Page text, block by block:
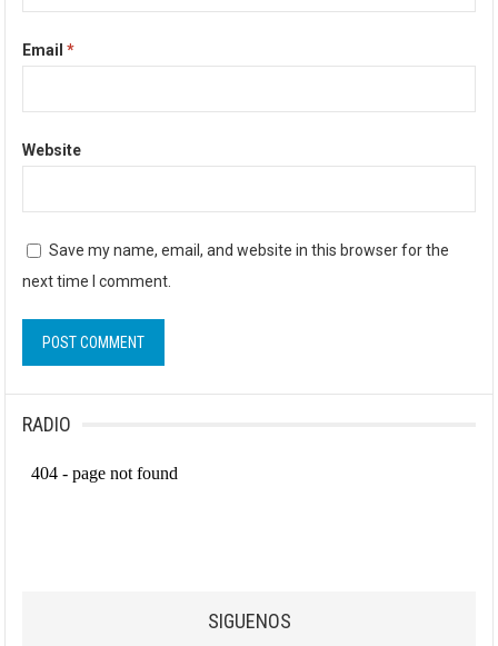
Email*
Website
Save my name, email, and website in this browser for the
next time I comment.
RADIO
SIGUENOS